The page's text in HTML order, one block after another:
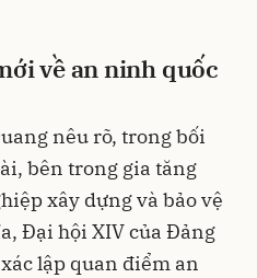
về an ninh quốc
nêu rõ, trong bối
bên trong gia tăng
xây dựng và bảo vệ
Đại hội XIV của Đảng
lập quan điểm an